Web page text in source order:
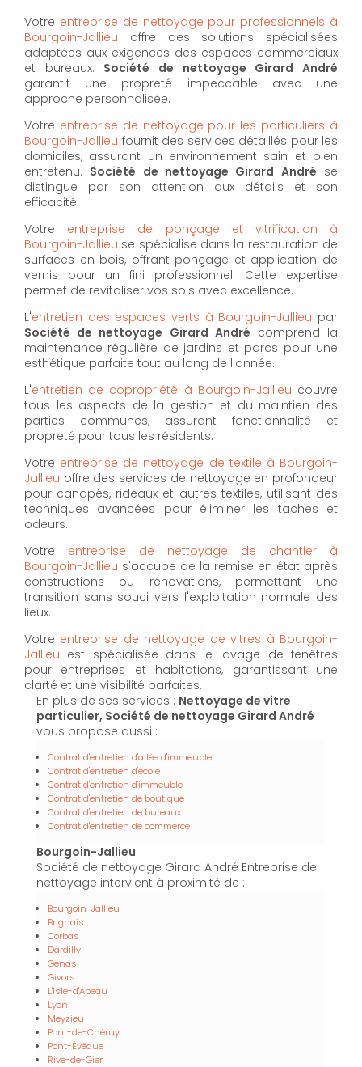
Votre entreprise de nettoyage pour professionnels à
Bourgoin-Jallieu offre des solutions spécialisées
adaptées aux exigences des espaces commerciaux
et bureaux. Société de nettoyage Girard André
garantit une propreté impeccable avec une
approche personnalisée.
Votre entreprise de nettoyage pour les particuliers à
Bourgoin-Jallieu fournit des services détaillés pour les
domiciles, assurant un environnement sain et bien
entretenu. Société de nettoyage Girard André se
distingue par son attention aux détails et son
efficacité.
Votre entreprise de ponçage et vitrification à
Bourgoin-Jallieu se spécialise dans la restauration de
surfaces en bois, offrant ponçage et application de
vernis pour un fini professionnel. Cette expertise
permet de revitaliser vos sols avec excellence.
L'entretien des espaces verts à Bourgoin-Jallieu par
Société de nettoyage Girard André comprend la
maintenance régulière de jardins et parcs pour une
esthétique parfaite tout au long de l'année.
L'entretien de copropriété à Bourgoin-Jallieu couvre
tous les aspects de la gestion et du maintien des
parties communes, assurant fonctionnalité et
propreté pour tous les résidents.
Votre entreprise de nettoyage de textile à Bourgoin-
Jallieu offre des services de nettoyage en profondeur
pour canapés, rideaux et autres textiles, utilisant des
techniques avancées pour éliminer les taches et
odeurs.
Votre entreprise de nettoyage de chantier à
Bourgoin-Jallieu s'occupe de la remise en état après
constructions ou rénovations, permettant une
transition sans souci vers l'exploitation normale des
lieux.
Votre entreprise de nettoyage de vitres à Bourgoin-
Jallieu est spécialisée dans le lavage de fenêtres
pour entreprises et habitations, garantissant une
clarté et une visibilité parfaites.
En plus de ses services : Nettoyage de vitre
particulier, Société de nettoyage Girard André
vous propose aussi :
Contrat d'entretien d'allée d'immeuble
Contrat d'entretien d'école
Contrat d'entretien d'immeuble
Contrat d'entretien de boutique
Contrat d'entretien de bureaux
Contrat d'entretien de commerce
Bourgoin-Jallieu
Société de nettoyage Girard André Entreprise de
nettoyage intervient à proximité de :
Bourgoin-Jallieu
Brignais
Corbas
Dardilly
Genas
Givors
L'Isle-d'Abeau
Lyon
Meyzieu
Pont-de-Chéruy
Pont-Évêque
Rive-de-Gier